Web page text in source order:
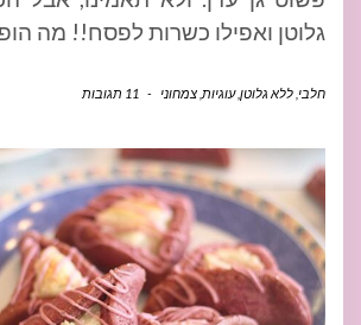
גלוטן ואפילו כשרות לפסח!! מה
חלבי ללא גלוטן ,עוגיות צמחוני - 11 תגובות